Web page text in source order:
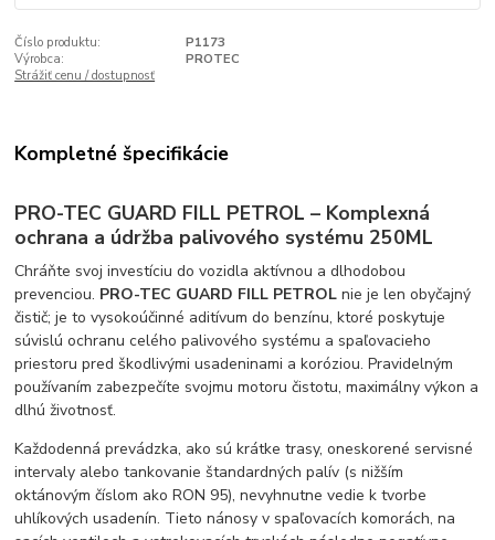
Číslo produktu:
P1173
Výrobca:
PROTEC
Strážiť cenu / dostupnosť
Kompletné špecifikácie
PRO-TEC GUARD FILL PETROL – Komplexná
ochrana a údržba palivového systému 250ML
Chráňte svoj investíciu do vozidla aktívnou a dlhodobou
prevenciou. PRO-TEC GUARD FILL PETROL nie je len obyčajný
čistič; je to vysokoúčinné aditívum do benzínu, ktoré poskytuje
súvislú ochranu celého palivového systému a spaľovacieho
priestoru pred škodlivými usadeninami a koróziou. Pravidelným
používaním zabezpečíte svojmu motoru čistotu, maximálny výkon a
dlhú životnosť.
Každodenná prevádzka, ako sú krátke trasy, oneskorené servisné
intervaly alebo tankovanie štandardných palív (s nižším
oktánovým číslom ako RON 95), nevyhnutne vedie k tvorbe
uhlíkových usadenín. Tieto nánosy v spaľovacích komorách, na